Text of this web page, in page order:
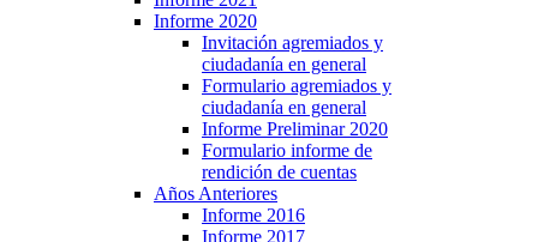
Informe 2020
Invitación agremiados y
ciudadanía en general
Formulario agremiados y
ciudadanía en general
Informe Preliminar 2020
Formulario informe de
rendición de cuentas
Años Anteriores
Informe 2016
Informe 2017